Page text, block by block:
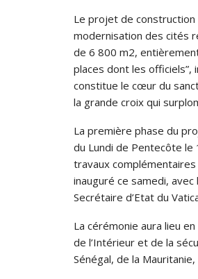
Le projet de construction
modernisation des cités
de 6 800 m2,
places dont les officiels”,
constitue le cœur du
la grande croix qui
La première phase du
du Lundi de Pentecôte le
travaux
inauguré ce samedi,
Secrétaire d’Etat du
La cérémonie aura lieu
de l’Intérieur et de la
Sénégal, de la